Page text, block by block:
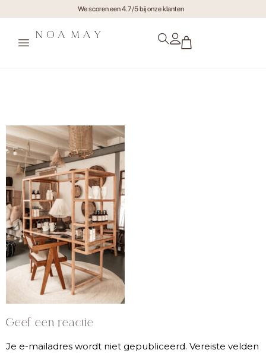
We scoren een 4.7/5 bij onze klanten
Geef een reactie
Je e-mailadres wordt niet gepubliceerd. Vereiste velden